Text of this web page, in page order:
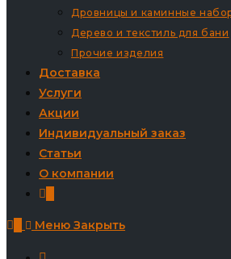
Дровницы и каминные
Дерево и текстиль для бани
Прочие изделия
Доставка
Услуги
Акции
Индивидуальный заказ
Статьи
О компании
Меню Закрыть